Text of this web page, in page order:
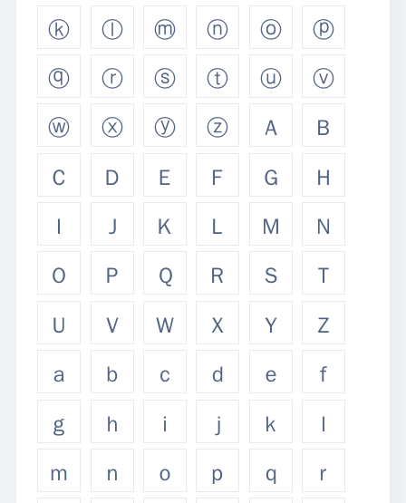
ⓚ ⓛ ⓜ ⓝ ⓞ
ⓟ
ⓠ
ⓡ ⓢ ⓣ ⓤ
ⓥ
ⓦ
ⓧ ⓨ ⓩ Ａ
Ｂ
Ｃ
Ｄ Ｅ Ｆ Ｇ
Ｈ
Ｉ
Ｊ Ｋ Ｌ Ｍ
Ｎ
Ｏ
Ｐ Ｑ Ｒ Ｓ
Ｔ
Ｕ
Ｖ Ｗ Ｘ Ｙ
Ｚ
ａ
ｂ ｃ ｄ ｅ
ｆ
ｇ
ｈ ｉ ｊ ｋ
ｌ
ｍ
ｎ ｏ ｐ ｑ
ｒ